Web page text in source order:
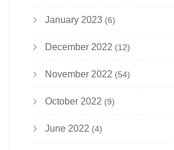
January 2023 (6)
December 2022 (12)
November 2022 (54)
October 2022 (9)
June 2022 (4)